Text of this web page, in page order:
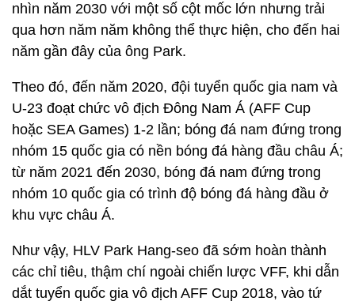
nhìn năm 2030 với một số cột mốc lớn nhưng trải
qua hơn năm năm không thể thực hiện, cho đến hai
năm gần đây của ông Park.
Theo đó, đến năm 2020, đội tuyển quốc gia nam và
U-23 đoạt chức vô địch Đông Nam Á (AFF Cup
hoặc SEA Games) 1-2 lần; bóng đá nam đứng trong
nhóm 15 quốc gia có nền bóng đá hàng đầu châu Á;
từ năm 2021 đến 2030, bóng đá nam đứng trong
nhóm 10 quốc gia có trình độ bóng đá hàng đầu ở
khu vực châu Á.
Như vậy, HLV Park Hang-seo đã sớm hoàn thành
các chỉ tiêu, thậm chí ngoài chiến lược VFF, khi dẫn
dắt tuyển quốc gia vô địch AFF Cup 2018, vào tứ